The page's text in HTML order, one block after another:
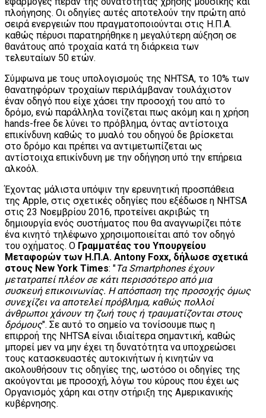
πλοήγησης. Οι οδηγίες αυτές αποτελούν την πρώτη από
σειρά ενεργειών που πραγματοποιούνται στις Η.Π.Α.
καθώς πέρυσι παρατηρήθηκε η μεγαλύτερη αύξηση σε
θανάτους από τροχαία κατά τη διάρκεια των
τελευταίων 50 ετών.
Σύμφωνα με τους υπολογισμούς της NHTSA, το 10% των
θανατηφόρων τροχαίων περιλάμβαναν τουλάχιστον
έναν οδηγό που είχε χάσει την προσοχή του από το
δρόμο, ενώ παράλληλα τονίζεται πως ακόμη και η χρήση
hands-free δε λύνει το πρόβλημα, όντας αντίστοιχα
επικίνδυνη καθώς το μυαλό του οδηγού δε βρίσκεται
στο δρόμο και πρέπει να αντιμετωπίζεται ως
αντίστοιχα επικίνδυνη με την οδήγηση υπό την επήρεια
αλκοόλ.
Έχοντας μάλιστα υπόψιν την ερευνητική προσπάθεια
της Apple, στις σχετικές οδηγίες που εξέδωσε η NHTSA
στις 23 Νοεμβρίου 2016, προτείνει ακριβώς τη
δημιουργία ενός συστήματος που θα αναγνωρίζει πότε
ένα κινητό τηλέφωνο χρησιμοποιείται από τον οδηγό
του οχήματος. Ο Γραμματέας του Υπουργείου
Μεταφορών των Η.Π.Α. Antony Foxx, δήλωσε σχετικά
στους New York Times: "Τα Smartphones έχουν
μετατραπεί πλέον σε κάτι περισσότερο από μια
συσκευή επικοινωνίας. Η απόσπαση της προσοχής όμως
συνεχίζει να αποτελεί πρόβλημα, καθώς πολλοί
άνθρωποι χάνουν τη ζωή τους ή τραυματίζονται στους
δρόμους". Σε αυτό το σημείο να τονίσουμε πως η
επιρροή της NHTSA είναι ιδιαίτερα σημαντική, καθώς
μπορεί μεν να μην έχει τη δυνατότητα να υποχρεώσει
τους κατασκευαστές αυτοκινήτων ή κινητών να
ακολουθήσουν τις οδηγίες της, ωστόσο οι οδηγίες της
ακούγονται με προσοχή, λόγω του κύρους που έχει ως
Οργανισμός χάρη και στην στήριξη της Αμερικανικής
κυβέρνησης.